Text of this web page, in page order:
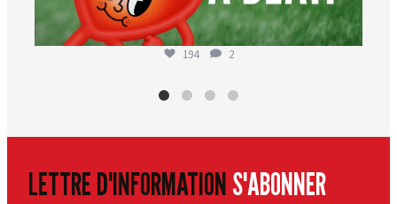
194 2
LETTRE D'INFORMATIONS'ABONNER